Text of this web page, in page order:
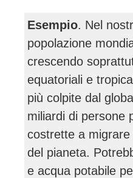
Esempio. Nel
popolazione
crescendo
equatoriali e
più colpite dal
miliardi di persone
costrette a
del pianeta.
e acqua potabile